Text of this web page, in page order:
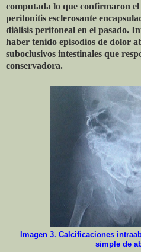
computada lo que confirmaron el
peritonitis esclerosante
diálisis peritoneal en el pasado.
haber tenido episodios de dolor
suboclusivos intestinales que
conservadora.
Imagen 3. Calcificaciones
simple de